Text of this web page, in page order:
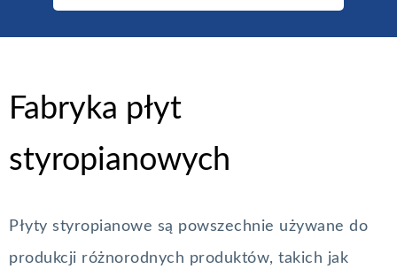
Fabryka płyt
styropianowych
Płyty styropianowe są powszechnie używane do
produkcji różnorodnych produktów, takich jak